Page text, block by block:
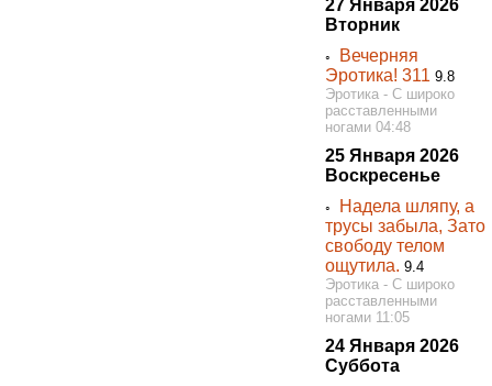
27 Января 2026
Вторник
◦
Вечерняя
Эротика! 311 9.8
Эротика - С широко
расставленными
ногами 04:48
25 Января 2026
Воскресенье
◦
Надела шляпу, а
трусы забыла, Зато
свободу телом
ощутила. 9.4
Эротика - С широко
расставленными
ногами 11:05
24 Января 2026
Суббота